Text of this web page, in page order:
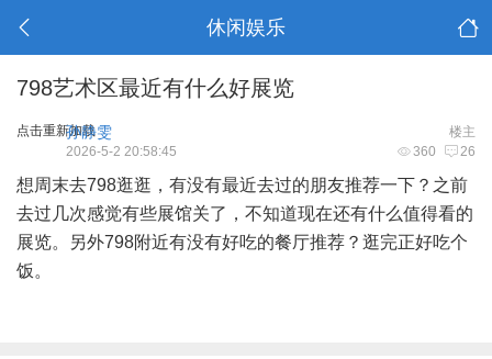
休闲娱乐
798艺术区最近有什么好展览
点击重新加载 楼主
孙静雯
360 26
2026-5-2 20:58:45
想周末去798逛逛，有没有最近去过的朋友推荐一下？之前
去过几次感觉有些展馆关了，不知道现在还有什么值得看的
展览。另外798附近有没有好吃的餐厅推荐？逛完正好吃个
饭。